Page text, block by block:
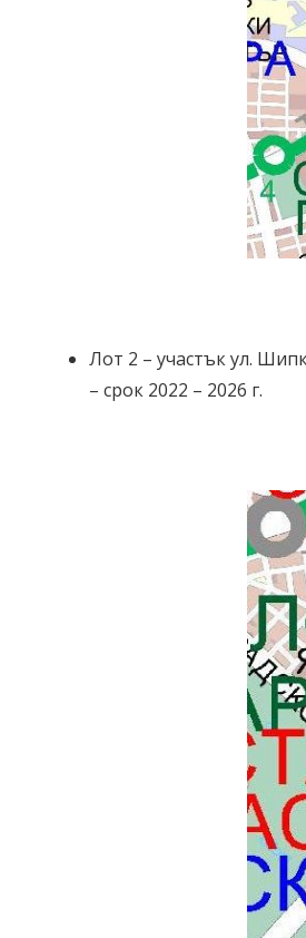
Лот 2 – участък ул.
– срок 2022 – 2026 г.